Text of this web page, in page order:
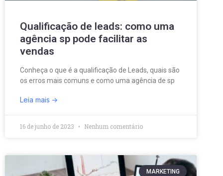
Qualificação de leads: como uma
agência sp pode facilitar as
vendas
Conheça o que é a qualificação de Leads, quais são
os erros mais comuns e como uma agência de sp
Leia mais
16 de junho de 2023 Nenhum comentário
MARKETING